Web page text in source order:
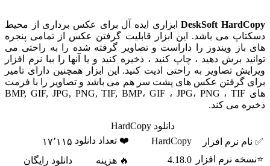
DeskSoft HardCopyابزاری ایده آل برای عکس برداری از محیط
دسکتاپ می باشد. این ابزار قابلیت گرفتن عکس از تمامی پنجره
های باز ویندوز را داراست و تصاویر گرفته شده را به راحتی می
توانید برش دهید ، چاپ کنید ، ذخیره کنید و یا آنها را ببا نرم افزار
ویرایش تصاویر به راحتی ادیت کنید. این ابزار همچنین دارای تامیر
برای گرفتن عکس های پشت سر هم می باشد و تصاویر را با فرمت
های BMP, GIF, JPG, PNG, TIF, BMP، GIF ، JPG، PNG ، TIF
ذخیره می کند.
دانلود HardCopy
✅ نام نرم افزار
HardCopy ❤️ تعداد دانلود ۱۷٬۱۱۵
⭐نسخه نرم افزار
4.18.0 🔥 هزینه
دانلود رایگان